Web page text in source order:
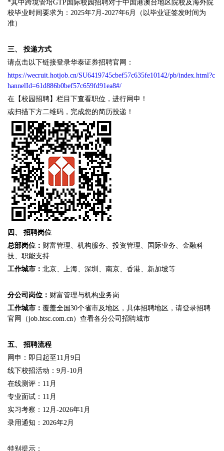
*其中跨境管培GTP国际校园招聘对于中国港澳台地区院校及海外院
校毕业时间要求为：2025年7月-2027年6月（以毕业证签发时间为
准）
三、 投递方式
请点击以下链接登录华泰证券招聘官网：
https://wecruit.hotjob.cn/SU6419745cbef57c635fe10142/pb/index.html?c
hannelId=61d886b0bef57c659fd91ea8#/
在【校园招聘】栏目下查看职位，进行网申！
或扫描下方二维码，完成您的简历投递！
四、 招聘岗位
总部岗位： 财富管理、机构服务、投资管理、国际业务、金融科
技、职能支持
工作城市： 北京、上海、深圳、南京、香港、新加坡等
分公司岗位： 财富管理与机构业务岗
工作城市： 覆盖全国30个省市及地区，具体招聘地区，请登录招聘
官网（job.htsc.com.cn）查看各分公司招聘城市
五、 招聘流程
网申：即日起至11月9日
线下校招活动：9月-10月
在线测评：11月
专业面试：11月
实习考察：12月-2026年1月
录用通知：2026年2月
特别提示：